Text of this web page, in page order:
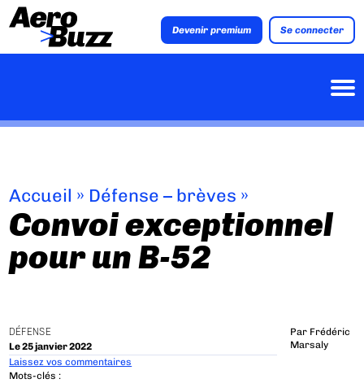
Devenir premium Se connecter
Accueil » Défense – brèves »
Convoi exceptionnel
pour un B-52
DÉFENSE
Le 25 janvier 2022
Par Frédéric
Marsaly
Laissez vos commentaires
Mots-clés :